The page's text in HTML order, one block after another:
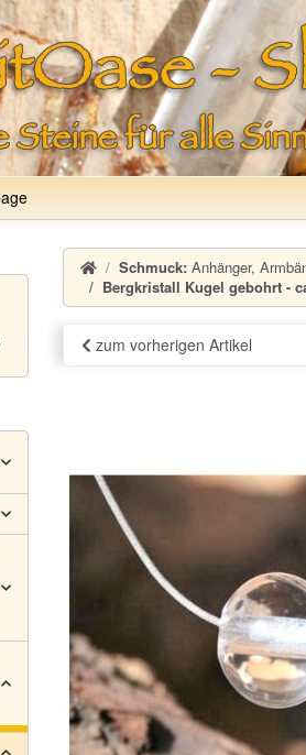
Schmuck: Anhänger,
Bergkristall Kugel gebohrt -
zum vorherigen Artikel